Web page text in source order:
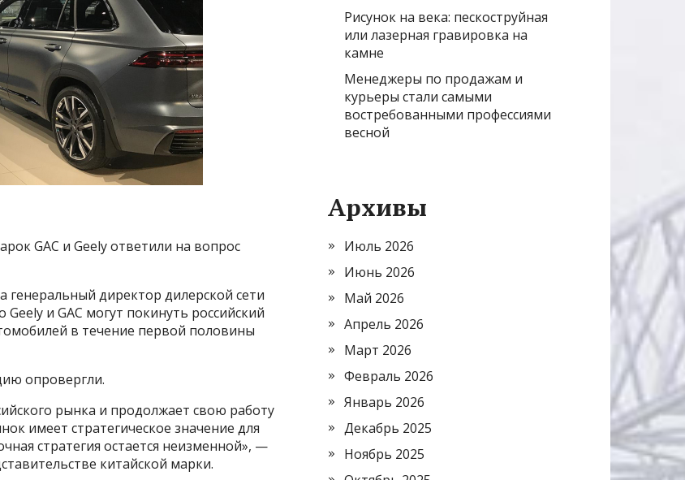
GAC и Geely ответили на вопрос
генеральный директор дилерской сети
и GAC могут покинуть российский
в течение первой половины
опровергли.
рынка и продолжает свою работу
имеет стратегическое значение для
стратегия остается неизменной», —
китайской марки.
Рисунок на века: пескоструйная
или лазерная гравировка на
камне
Менеджеры по продажам и
курьеры стали самыми
востребованными профессиями
весной
Архивы
Июль 2026
Июнь 2026
Май 2026
Апрель 2026
Март 2026
Февраль 2026
Январь 2026
Декабрь 2025
Ноябрь 2025